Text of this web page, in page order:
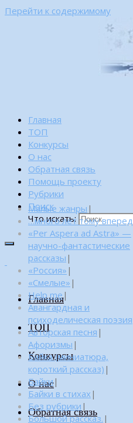
Перейти к содержимому
Главная
ТОП
Конкурсы
О нас
Обратная связь
Помощь проекту
Рубрики
Поиск
Что искать:
Главная
ТОП
Конкурсы
О нас
Обратная связь
Малые жанры |
…много лет тому вперед
«Per Aspera ad Astra» —
научно-фантастические
рассказы |
«Россия» |
«Смелые» |
Help me|
Авангардная и
психоделическая поэзия
Авторская песня |
Афоризмы |
Байка (миниатюра,
короткий рассказ) |
Байки|
Байки в стихах |
Без рубрики |
Большой рассказ. |